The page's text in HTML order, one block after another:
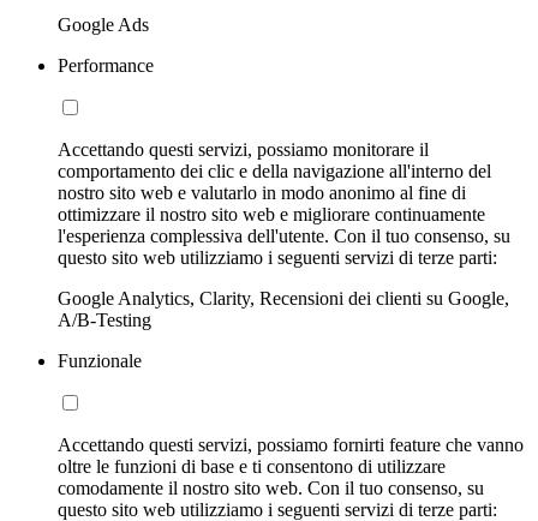
Google Ads
Performance
Accettando questi servizi, possiamo monitorare il
comportamento dei clic e della navigazione all'interno del
nostro sito web e valutarlo in modo anonimo al fine di
ottimizzare il nostro sito web e migliorare continuamente
l'esperienza complessiva dell'utente. Con il tuo consenso, su
questo sito web utilizziamo i seguenti servizi di terze parti:
Google Analytics, Clarity, Recensioni dei clienti su Google,
A/B-Testing
Funzionale
Accettando questi servizi, possiamo fornirti feature che vanno
oltre le funzioni di base e ti consentono di utilizzare
comodamente il nostro sito web. Con il tuo consenso, su
questo sito web utilizziamo i seguenti servizi di terze parti: